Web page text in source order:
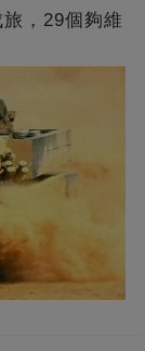
，29個夠維